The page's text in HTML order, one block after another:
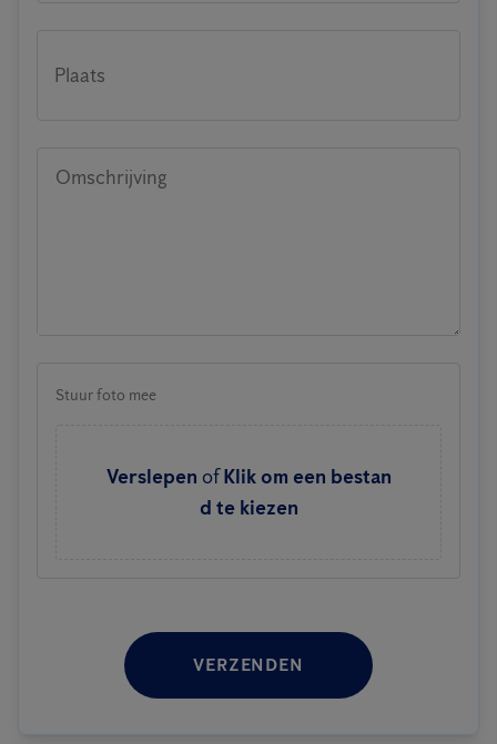
Plaats
Omschrijving
Stuur foto mee
Verslepen of Klik om een bestan
d te kiezen
VERZENDEN